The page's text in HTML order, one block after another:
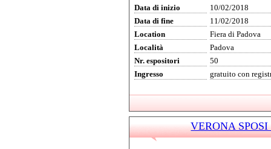
Data di inizio
10/02/2018
Data di fine
11/02/2018
Location
Fiera di Padova
Località
Padova
Nr. espositori
50
Ingresso
gratuito con
VERONA SPOSI